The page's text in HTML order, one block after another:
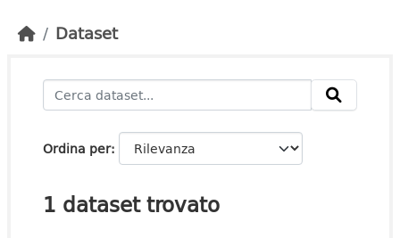
Dataset
Ordina per
1 dataset trovato